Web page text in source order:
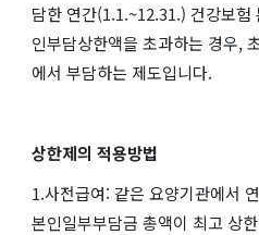
담한 연간(1.1.~12.31.) 건강보험
인부담상한액을 초과하는 경우,
에서 부담하는 제도입니다.
상한제의 적용방법
1.사전급여: 같은 요양기관에서
본인일부부담금 총액이 최고 상